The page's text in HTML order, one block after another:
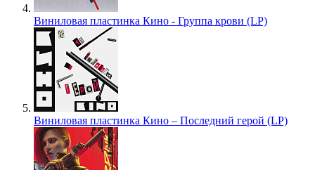
Виниловая пластинка Кино - Группа крови (LP)
Виниловая пластинка Кино – Последний герой (LP)